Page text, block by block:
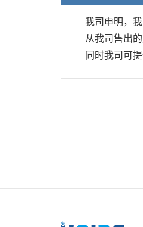
我司申明，
从我司售出
同时我司可